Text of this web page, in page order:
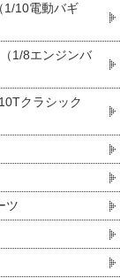
1/10電動バギ
1/8エンジンバ
クラシック
ツ